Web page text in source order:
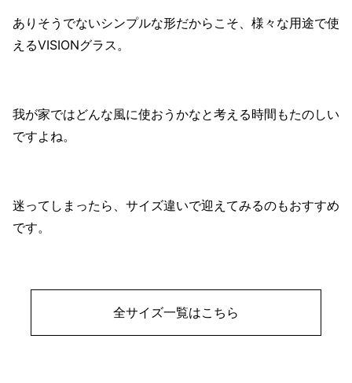
ありそうでないシンプルな形だからこそ、様々な用途で使
えるVISIONグラス。
我が家ではどんな風に使おうかなと考える時間もたのしい
ですよね。
迷ってしまったら、サイズ違いで迎えてみるのもおすすめ
です。
全サイズ一覧はこちら